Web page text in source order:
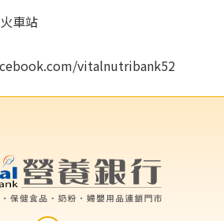
車站
vitalnutribank52